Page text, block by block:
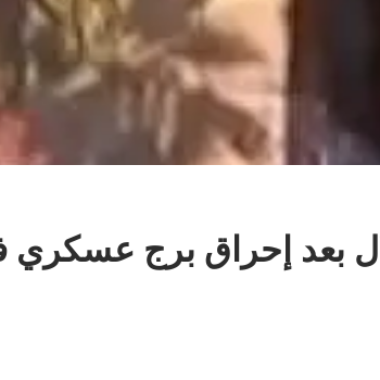
بعد إحراق برج